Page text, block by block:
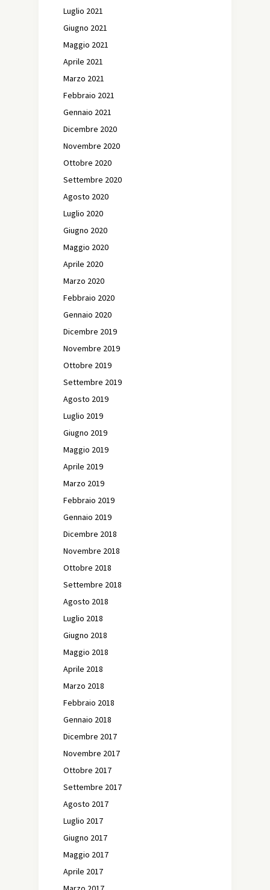
Luglio 2021
Giugno 2021
Maggio 2021
Aprile 2021
Marzo 2021
Febbraio 2021
Gennaio 2021
Dicembre 2020
Novembre 2020
Ottobre 2020
Settembre 2020
Agosto 2020
Luglio 2020
Giugno 2020
Maggio 2020
Aprile 2020
Marzo 2020
Febbraio 2020
Gennaio 2020
Dicembre 2019
Novembre 2019
Ottobre 2019
Settembre 2019
Agosto 2019
Luglio 2019
Giugno 2019
Maggio 2019
Aprile 2019
Marzo 2019
Febbraio 2019
Gennaio 2019
Dicembre 2018
Novembre 2018
Ottobre 2018
Settembre 2018
Agosto 2018
Luglio 2018
Giugno 2018
Maggio 2018
Aprile 2018
Marzo 2018
Febbraio 2018
Gennaio 2018
Dicembre 2017
Novembre 2017
Ottobre 2017
Settembre 2017
Agosto 2017
Luglio 2017
Giugno 2017
Maggio 2017
Aprile 2017